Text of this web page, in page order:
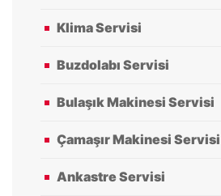
Klima Servisi
Buzdolabı Servisi
Bulaşık Makinesi Servisi
Çamaşır Makinesi Servisi
Ankastre Servisi